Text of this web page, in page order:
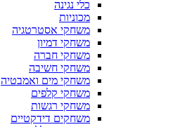
כלי נגינה
מכוניות
משחקי אסטרטגיה
משחקי דמיון
משחקי חברה
משחקי חשיבה
משחקי מים ואמבטיה
משחקי קלפים
משחקי רגשות
משחקים דידקטיים